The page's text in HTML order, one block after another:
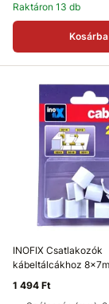
Raktáron 13 db
Kosárba
INOFIX Csatlakozók
kábeltálcákhoz
1 494 Ft